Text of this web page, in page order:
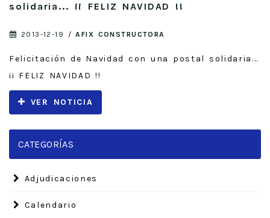
solidaria... ¡¡ FELIZ NAVIDAD !!
2013-12-19 / AFIX CONSTRUCTORA
Felicitación de Navidad con una postal solidaria...
¡¡ FELIZ NAVIDAD !!
VER NOTICIA
CATEGORÍAS
Adjudicaciones
Calendario